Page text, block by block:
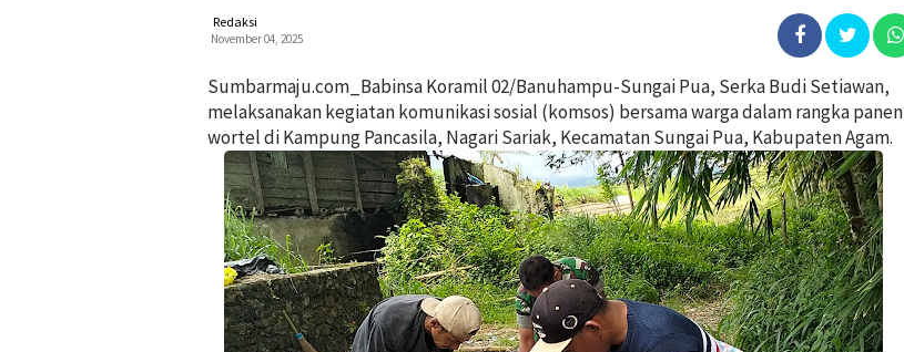
Redaksi
November 04, 2025
Sumbarmaju.com_Babinsa Koramil 02/Banuhampu-Sungai Pua, Serka Budi Setiawan,
melaksanakan kegiatan komunikasi sosial (komsos) bersama warga dalam rangka panen
wortel di Kampung Pancasila, Nagari Sariak, Kecamatan Sungai Pua, Kabupaten Agam.